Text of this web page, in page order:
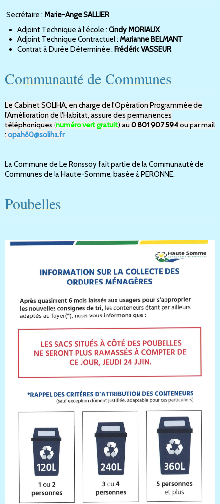
Secrétaire :Marie-Ange SALLIER
Adjoint Technique à l'école :Cindy MORIAUX
Adjoint Technique Contractuel :Marianne BELMANT
Contrat à Durée Déterminée :Frédéric VASSEUR
Communauté de Communes
Le Cabinet SOLIHA, en charge de l'Opération Programmée de
l'Amélioration de l'Habitat, assure des permanences
téléphoniques (numéro vert gratuit) au 0 801 907 594ou par mail
: opah80@soliha.fr
La Commune de Le Ronssoy fait partie de la Communauté de
Communes de la Haute-Somme, basée à PERONNE.
Poubelles